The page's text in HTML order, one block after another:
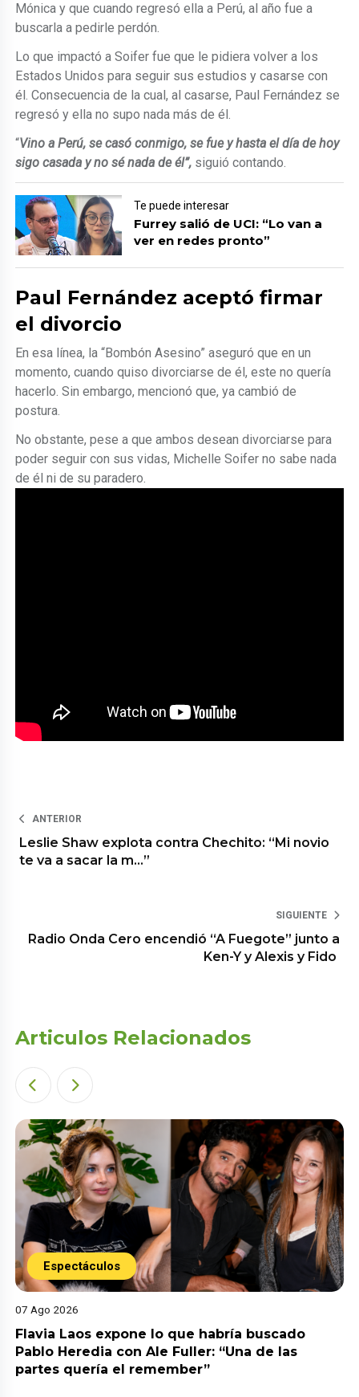
Mónica y que cuando regresó ella a Perú, al año fue a
buscarla a pedirle perdón.
Lo que impactó a Soifer fue que le pidiera volver a los
Estados Unidos para seguir sus estudios y casarse con
él. Consecuencia de la cual, al casarse, Paul Fernández se
regresó y ella no supo nada más de él.
“Vino a Perú, se casó conmigo, se fue y hasta el día de hoy
sigo casada y no sé nada de él”, siguió contando.
Te puede interesar
Furrey salió de UCI: “Lo van a
ver en redes pronto”
Paul Fernández aceptó firmar
el divorcio
En esa línea, la “Bombón Asesino” aseguró que en un
momento, cuando quiso divorciarse de él, este no quería
hacerlo. Sin embargo, mencionó que, ya cambió de
postura.
No obstante, pese a que ambos desean divorciarse para
poder seguir con sus vidas, Michelle Soifer no sabe nada
de él ni de su paradero.
ANTERIOR
Leslie Shaw explota contra Chechito: “Mi novio
te va a sacar la m…”
SIGUIENTE
Radio Onda Cero encendió “A Fuegote” junto a
Ken-Y y Alexis y Fido
Articulos Relacionados
Espectáculos
07 Ago 2026
Flavia Laos expone lo que habría buscado
Pablo Heredia con Ale Fuller: “Una de las
partes quería el remember”